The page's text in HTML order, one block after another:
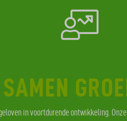
SAMEN
in voortdurende ontwikkeling.